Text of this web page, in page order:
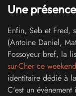
Une
Enfin, Seb et Fred,
(Antoine Daniel,
Fossoyeur bref, la
sur-Cher ce weekend
identitaire dédié à
C'est un